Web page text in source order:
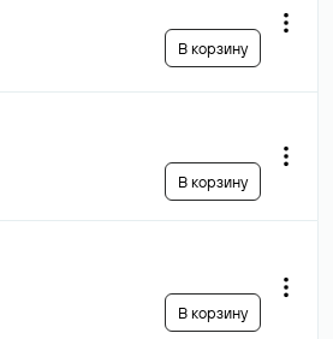
В корзину
В корзину
В корзину